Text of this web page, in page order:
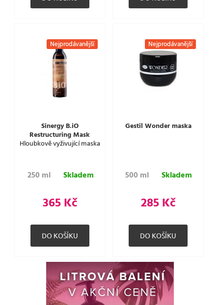
Nejprodávanější
Sinergy B.iO
Restructuring Mask
Hloubkově vyživující maska
250 ml Skladem
365 Kč
Nejprodávanější
Gestil Wonder maska
500 ml Skladem
285 Kč